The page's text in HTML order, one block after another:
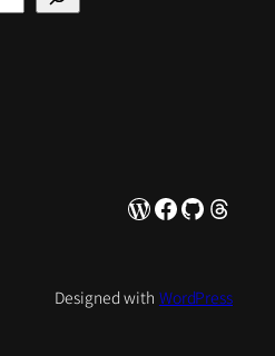
WordPress
Facebook
GitHub
Designed with WordPress